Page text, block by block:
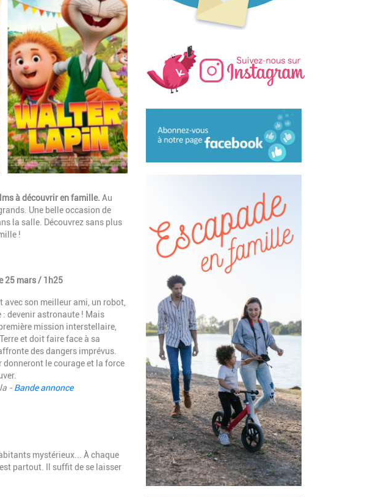
à découvrir en famille. Au
Une belle occasion de
la salle. Découvrez sans plus
!
25 mars / 1h25
avec son meilleur ami, un robot,
: devenir astronaute ! Mais
mission interstellaire,
et doit faire face à sa
des dangers imprévus.
le courage et la force
-Bande annonce
mystérieux... À chaque
partout. Il suffit de se laisser